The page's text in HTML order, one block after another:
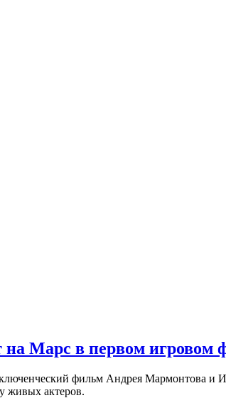
Марс в первом
фильм Андрея Мармонтова
живых актеров.